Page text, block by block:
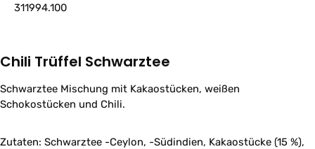
311994.100
Chili Trüffel Schwarztee
Schwarztee Mischung mit Kakaostücken, weißen
Schokostücken und Chili.
Zutaten: Schwarztee -Ceylon, -Südindien, Kakaostücke (15 %),